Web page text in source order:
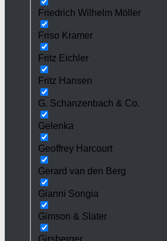
Friedrich Wilhelm Möller
Friso Kramer
Fritz Eichler
Fritz Hansen
G. Schanzenbach & Co.
Gelenka
Geoffrey Harcourt
Gerard van den Berg
Gianni Songia
Gimson & Slater
Girsberger